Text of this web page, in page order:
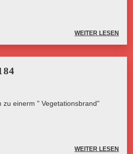
WEITER LESEN
zu einerm " Vegetationsbrand"
WEITER LESEN